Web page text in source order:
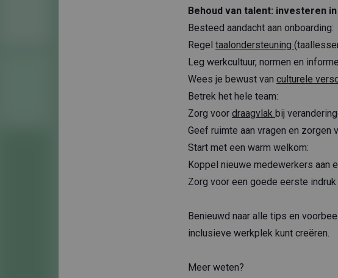
Behoud van talent: investeren
Besteed aandacht aan onboarding:
Regel taalondersteuning
Leg werkcultuur, normen en
Wees je bewust van culturele
Betrek het hele team:
Zorg voor draagvlak bij
Geef ruimte aan vragen en zorgen
Start met een warm welkom:
Koppel nieuwe medewerkers aan
Zorg voor een goede eerste indruk
Benieuwd naar alle tips en
inclusieve werkplek kunt creëren.
Meer weten?